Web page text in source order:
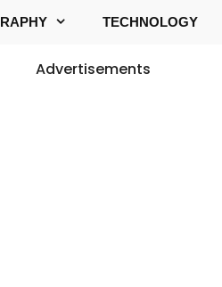
TECHNOLOGY
Advertisements